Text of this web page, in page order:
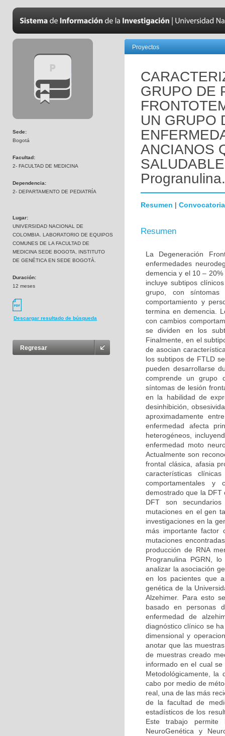
Sede:
Bogotá
Facultad:
2- FACULTAD DE MEDICINA
Dependencia:
2- DEPARTAMENTO DE PEDIATRÍA
Lugar:
UNIVERSIDAD NACIONAL DE
COLOMBIA. LABORATORIO DE EQUIPOS
COMUNES DE LA FACULTAD DE
MEDICINA SEDE BOGOTA, INSTITUTO
DE GENÉTICA EN SEDE BOGOTÀ.
Duración:
12 meses
Descargar resultado de búsqueda
Regresar
Proyectos
GRUPO DE
UN GRUPO
ANCIANOS
Progranulina.
Resumen | Convocatoria
Resumen
La Degeneración
enfermedades
demencia y el 10 –
incluye subtipos
grupo, con síntomas
comportamiento y
termina en demencia.
con cambios
se dividen en los
Finalmente, en el
de asocian
los subtipos de FTLD
pueden desarrollarse
comprende un grupo
síntomas de lesión
en la habilidad de
desinhibición,
aproximadamente
enfermedad afecta
heterogéneos,
enfermedad moto
Actualmente son
frontal clásica, afasia
características
comportamentales y
demostrado que la DFT
DFT son
mutaciones en el gen
investigaciones en la
más importante factor
mutaciones
producción de RNA
Progranulina PGRN,
analizar la asociación
en los pacientes que
genética de la
Alzehimer. Para esto
basado en personas
enfermedad de
diagnóstico clínico se
dimensional y
anotar que las
de muestras creado
informado en el cual
Metodológicamente, la
cabo por medio de
real, una de las más
de la facultad de
estadísticos de los
Este trabajo permite
NeuroGenética y